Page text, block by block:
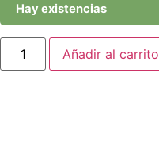
Hay existencias
SoundCore
P30i
Blanco
Añadir al carrito